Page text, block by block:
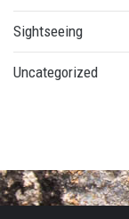
Sightseeing
Uncategorized